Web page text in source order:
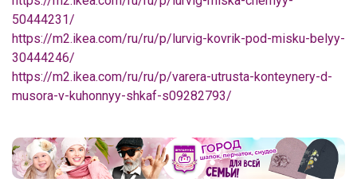
50444231/
https://m2.ikea.com/ru/ru/p/lurvig-kovrik-pod-misku-belyy-
30444246/
https://m2.ikea.com/ru/ru/p/varera-utrusta-konteynery-d-
musora-v-kuhonnyy-shkaf-s09282793/